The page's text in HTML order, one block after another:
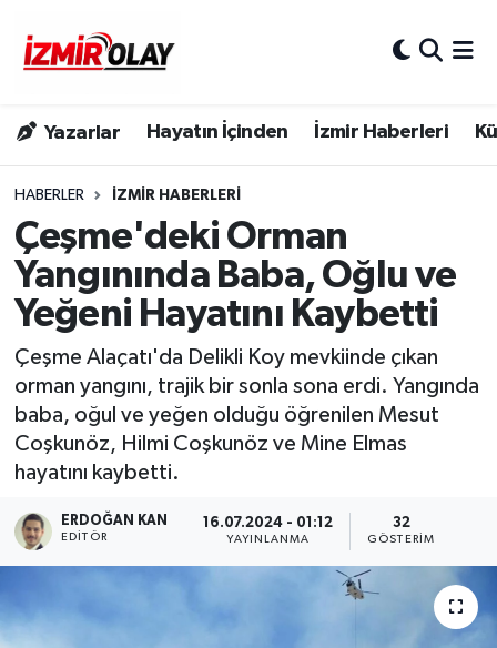
Yazarlar Hayatın İçinden İzmir Haberleri
HABERLER İZMIR HABERLERI
Çeşme'deki Orman
Yangınında Baba, Oğlu ve
Yeğeni Hayatını Kaybetti
Çeşme Alaçatı'da Delikli Koy mevkiinde çıkan
orman yangını, trajik bir sonla sona erdi. Yangında
baba, oğul ve yeğen olduğu öğrenilen Mesut
Coşkunöz, Hilmi Coşkunöz ve Mine Elmas
hayatını kaybetti.
ERDOĞAN KAN
EDITÖR
16.07.2024 - 01:12
YAYINLANMA
32
GÖSTERIM
Konak Trafik Yoğunluk Haritası
Süper Lig Puan Durumu ve Fikstür
Tüm Manşetler
Son Dakika Haberleri
Haber Arşivi